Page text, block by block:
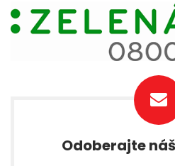
Odoberajte